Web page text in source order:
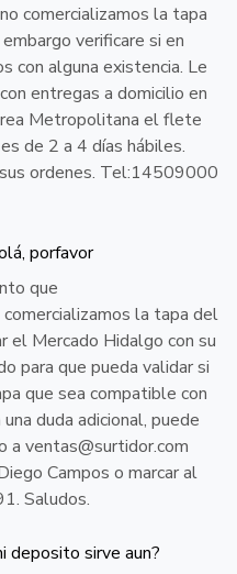
comercializamos la tapa
verificare si en
con alguna existencia. Le
entregas a domicilio en
Metropolitana el flete
de 2 a 4 días hábiles.
ordenes. Tel:14509000
porfavor
que
la tapa del
el Mercado Hidalgo con su
para que pueda validar si
que sea compatible con
duda adicional, puede
aventas@surtidor.com
Campos o marcar al
Saludos.
deposito sirve aun?